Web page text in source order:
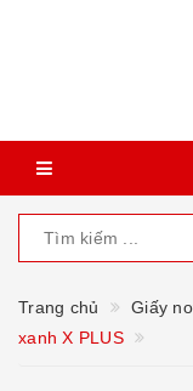
Trang chủ Giấy
xanh X PLUS